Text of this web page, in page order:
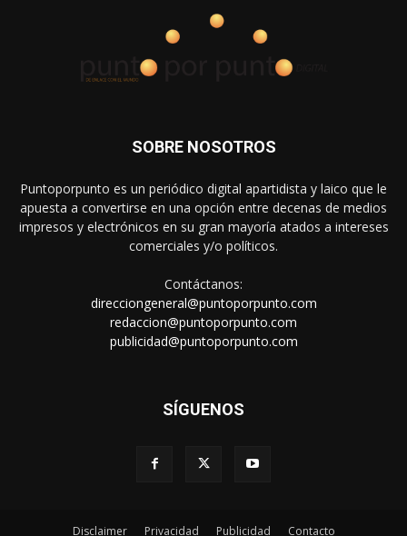
SOBRE NOSOTROS
Puntoporpunto es un periódico digital apartidista y laico que le
apuesta a convertirse en una opción entre decenas de medios
impresos y electrónicos en su gran mayoría atados a intereses
comerciales y/o políticos.
Contáctanos:
direcciongeneral@puntoporpunto.com
redaccion@puntoporpunto.com
publicidad@puntoporpunto.com
SÍGUENOS
Disclaimer Privacidad Publicidad Contacto